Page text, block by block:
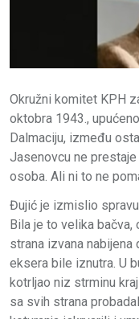
Okružni komitet KPH
oktobra 1943.,
Dalmaciju, između
Jasenovcu ne prestaje
osoba. Ali ni to ne
Đujić je izmislio spravu
Bila je to velika
strana izvana
eksera bile iznutra. U
kotrljao niz strminu
sa svih strana